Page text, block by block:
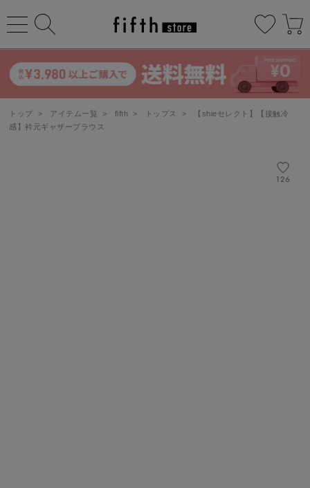
トップ > アイテム一覧 > fifth > トップス >
【shieセレクト】【接触冷
感】衿元ギャザーブラウス
126